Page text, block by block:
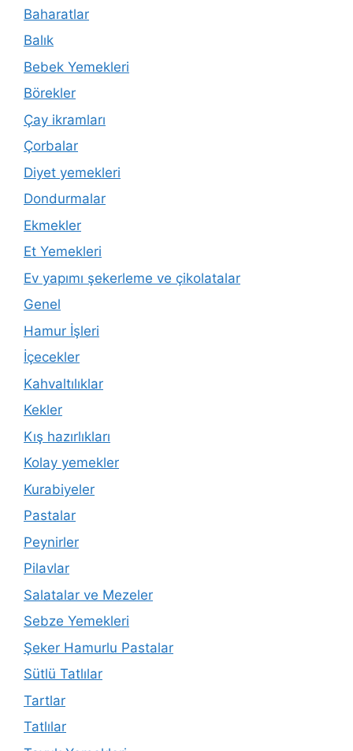
Baharatlar
Balık
Bebek Yemekleri
Börekler
Çay ikramları
Çorbalar
Diyet yemekleri
Dondurmalar
Ekmekler
Et Yemekleri
Ev yapımı şekerleme ve çikolatalar
Genel
Hamur İşleri
İçecekler
Kahvaltılıklar
Kekler
Kış hazırlıkları
Kolay yemekler
Kurabiyeler
Pastalar
Peynirler
Pilavlar
Salatalar ve Mezeler
Sebze Yemekleri
Şeker Hamurlu Pastalar
Sütlü Tatlılar
Tartlar
Tatlılar